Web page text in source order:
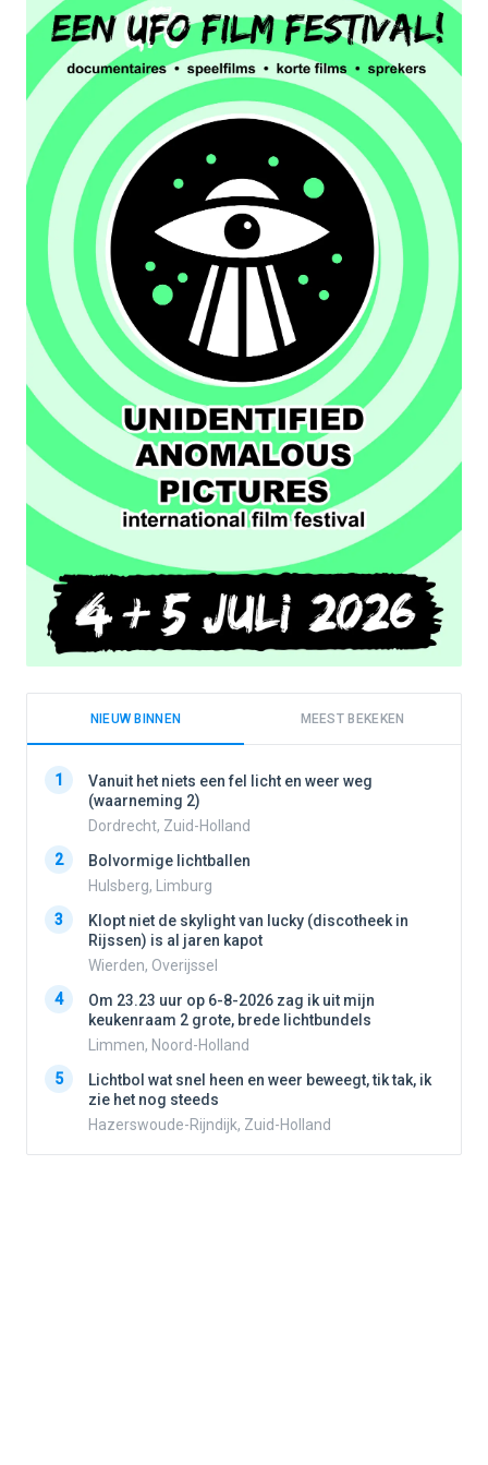
NIEUW BINNEN MEEST BEKEKEN
1
Vanuit het niets een fel licht en weer weg
(waarneming 2)
Dordrecht, Zuid-Holland
2
Bolvormige lichtballen
Hulsberg, Limburg
3
Klopt niet de skylight van lucky (discotheek in
Rijssen) is al jaren kapot
Wierden, Overijssel
4
Om 23.23 uur op 6-8-2026 zag ik uit mijn
keukenraam 2 grote, brede lichtbundels
Limmen, Noord-Holland
5
Lichtbol wat snel heen en weer beweegt, tik tak, ik
zie het nog steeds
Hazerswoude-Rijndijk, Zuid-Holland